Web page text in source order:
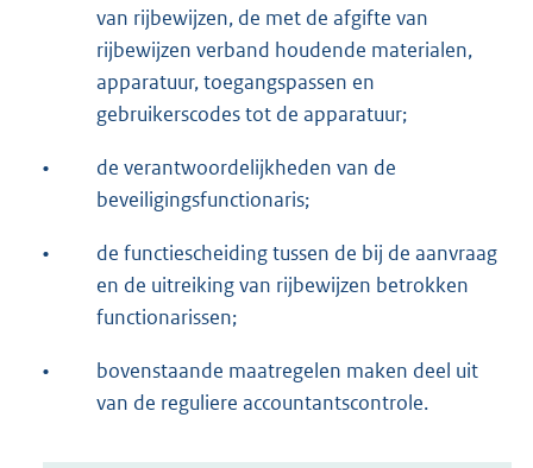
van rijbewijzen, de met de afgifte van
rijbewijzen verband houdende materialen,
apparatuur, toegangspassen en
gebruikerscodes tot de apparatuur;
•
de verantwoordelijkheden van de
beveiligingsfunctionaris;
•
de functiescheiding tussen de bij de aanvraag
en de uitreiking van rijbewijzen betrokken
functionarissen;
•
bovenstaande maatregelen maken deel uit
van de reguliere accountantscontrole.